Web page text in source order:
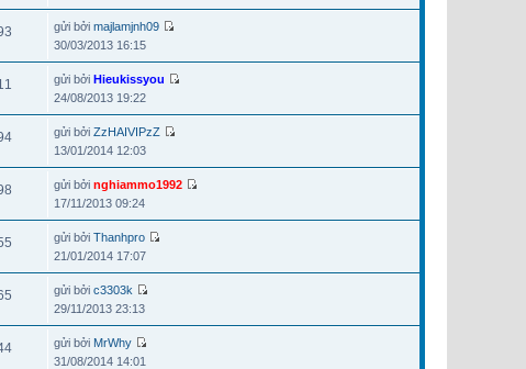
gửi bởi majlamjnh09
30/03/2013 16:15
gửi bởi Hieukissyou
24/08/2013 19:22
gửi bởi ZzHAIVIPzZ
13/01/2014 12:03
gửi bởi nghiammo1992
17/11/2013 09:24
gửi bởi Thanhpro
21/01/2014 17:07
gửi bởi c3303k
29/11/2013 23:13
gửi bởi MrWhy
31/08/2014 14:01